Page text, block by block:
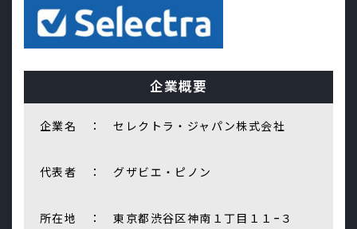
企業概要
企業名 ： セレクトラ・ジャパン株式会社
代表者 ： グザビエ・ピノン
所在地 ： 東京都渋谷区神南１丁目１１−３